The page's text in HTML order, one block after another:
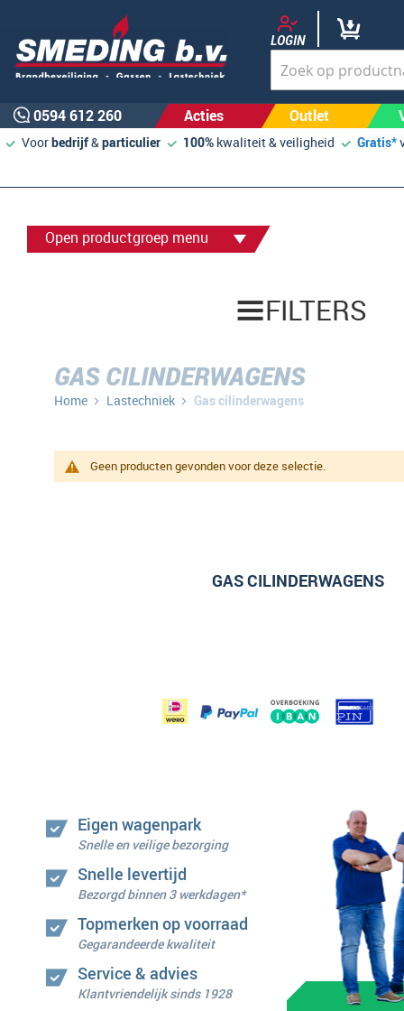
LOGIN
0594 612 260 Acties Outlet
Voorbedrijf&particulier 100% kwaliteit & veiligheid Gratis*
FILTERS
GAS CILINDERWAGENS
Home Lastechniek Gas cilinderwagens
Geen producten gevonden voor deze selectie.
GAS CILINDERWAGENS
Open productgroep menu
Eigen wagenpark
Snelle en veilige bezorging
Snelle levertijd
Bezorgd binnen 3 werkdagen*
Topmerken op voorraad
Gegarandeerde kwaliteit
Service & advies
Klantvriendelijk sinds 1928